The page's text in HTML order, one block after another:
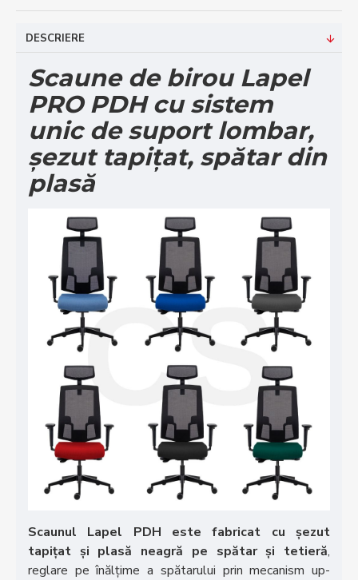
DESCRIERE
Scaune de birou Lapel
PRO PDH cu sistem
unic de suport lombar,
șezut tapițat, spătar din
plasă
Scaunul Lapel PDH este fabricat cu șezut
tapițat și plasă neagră pe spătar și tetieră,
reglare pe înălțime a spătarului prin mecanism up-